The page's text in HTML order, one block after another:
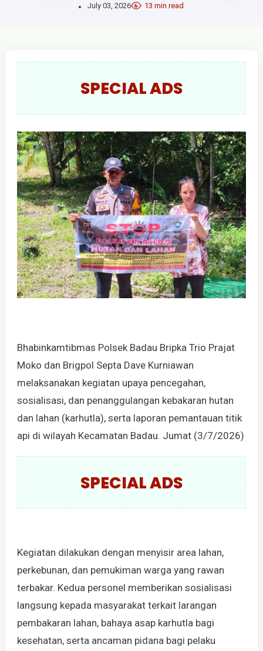
July 03, 2026 13 min read
SPECIAL ADS
Bhabinkamtibmas Polsek Badau Bripka Trio Prajat
Moko dan Brigpol Septa Dave Kurniawan
melaksanakan kegiatan upaya pencegahan,
sosialisasi, dan penanggulangan kebakaran hutan
dan lahan (karhutla), serta laporan pemantauan titik
api di wilayah Kecamatan Badau. Jumat (3/7/2026)
SPECIAL ADS
Kegiatan dilakukan dengan menyisir area lahan,
perkebunan, dan pemukiman warga yang rawan
terbakar. Kedua personel memberikan sosialisasi
langsung kepada masyarakat terkait larangan
pembakaran lahan, bahaya asap karhutla bagi
kesehatan, serta ancaman pidana bagi pelaku